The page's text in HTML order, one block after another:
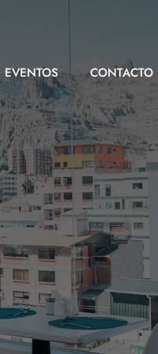
EVENTOS CONTACTO